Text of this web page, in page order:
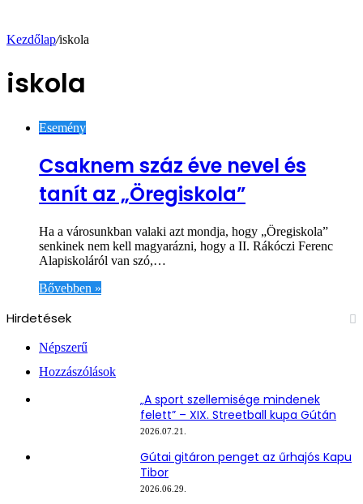
Kezdőlap/iskola
iskola
Esemény
Csaknem száz éve nevel és
tanít az „Öregiskola”
Ha a városunkban valaki azt mondja, hogy „Öregiskola”
senkinek nem kell magyarázni, hogy a II. Rákóczi Ferenc
Alapiskoláról van szó,…
Bővebben »
Hirdetések
Népszerű
Hozzászólások
„A sport szellemisége mindenek
felett” – XIX. Streetball kupa Gútán
2026.07.21.
Gútai gitáron penget az űrhajós Kapu
Tibor
2026.06.29.